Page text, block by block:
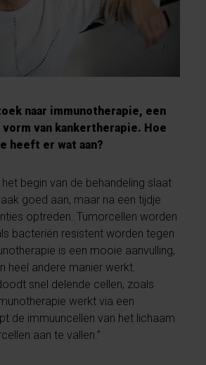
naar immunotherapie, een
van kankertherapie. Hoe
heeft er wat aan?
het begin van de behandeling slaat
goed aan, maar na een tijdje
optreden. Tumorcellen worden
bacteriën resistent worden tegen
is een mooie aanvulling,
heel andere manier werkt.
snel delende cellen, zoals
werkt via een
de immuuncellen van het lichaam
aan te vallen.”